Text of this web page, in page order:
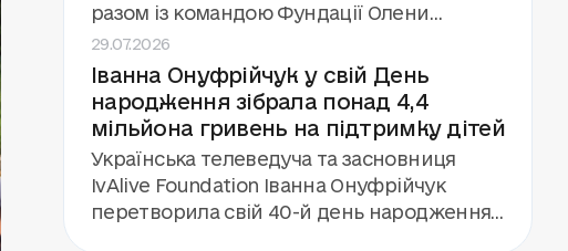
разом із командою Фундації Олени
Зеленської та міністром освіти Андрієм
Бутенком. А ще — гурт «Антитіла», який
дав концерт для 112 дітей і команди кемпу.
29.07.2026
Іванна Онуфрійчук у свій День
народження зібрала понад 4,4
мільйона гривень на підтримку дітей
Українська телеведуча та засновниця
IvAlive Foundation Іванна Онуфрійчук
перетворила свій 40-й день народження